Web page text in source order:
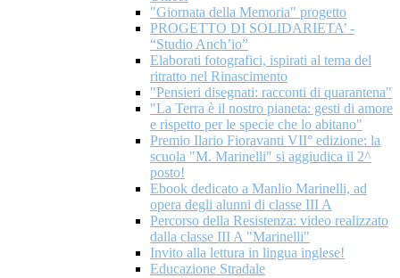
"Giornata della Memoria" progetto
PROGETTO DI SOLIDARIETA’ -
“Studio Anch’io”
Elaborati fotografici, ispirati al tema del
ritratto nel Rinascimento
"Pensieri disegnati: racconti di quarantena"
"La Terra è il nostro pianeta: gesti di amore
e rispetto per le specie che lo abitano"
Premio Ilario Fioravanti VII° edizione: la
scuola "M. Marinelli" si aggiudica il 2^
posto!
Ebook dedicato a Manlio Marinelli, ad
opera degli alunni di classe III A
Percorso della Resistenza: video realizzato
dalla classe III A "Marinelli"
Invito alla lettura in lingua inglese!
Educazione Stradale